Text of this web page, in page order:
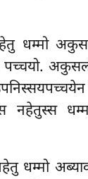
धम्मो
पच्चयो.
नहेतुस्स
धम्मो